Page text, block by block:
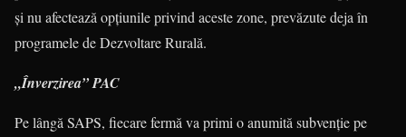
și nu afectează opțiunile privind aceste zone, prevăzute deja în
programele de Dezvoltare Rurală.
„Înverzirea” PAC
Pe lângă SAPS, fiecare fermă va primi o anumită subvenție pe